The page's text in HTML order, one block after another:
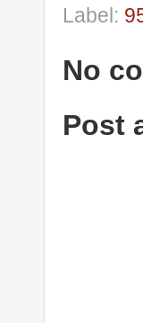
Label:
No
Post